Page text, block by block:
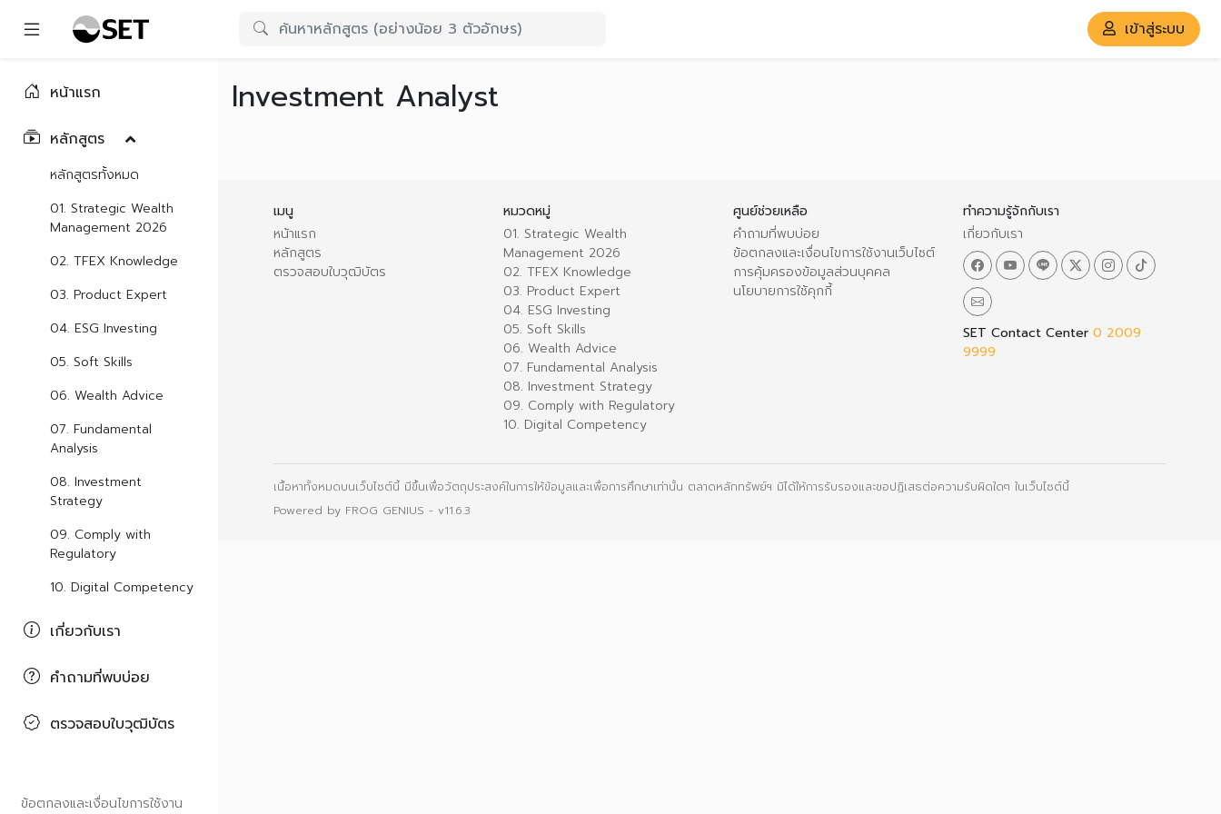
เข้าสู่ระบบ
หน้าแรก
หลักสูตร
หลักสูตรทั้งหมด
01. Strategic Wealth
Management 2026
02. TFEX Knowledge
03. Product Expert
04. ESG Investing
05. Soft Skills
06. Wealth Advice
07. Fundamental
Analysis
08. Investment
Strategy
09. Comply with
Regulatory
10. Digital Competency
เกี่ยวกับเรา
คำถามที่พบบ่อย
ตรวจสอบใบวุฒิบัตร
ข้อตกลงและเงื่อนไขการใช้งาน
Investment Analyst
เมนู
หน้าแรก
หลักสูตร
ตรวจสอบใบวุฒิบัตร
หมวดหมู่
01. Strategic Wealth
Management 2026
02. TFEX Knowledge
03. Product Expert
04. ESG Investing
05. Soft Skills
06. Wealth Advice
07. Fundamental Analysis
08. Investment Strategy
09. Comply with Regulatory
10. Digital Competency
ศูนย์ช่วยเหลือ
คำถามที่พบบ่อย
ข้อตกลงและเงื่อนไขการใช้งานเว็บไซต์
การคุ้มครองข้อมูลส่วนบุคคล
นโยบายการใช้คุกกี้
ทำความรู้จักกับเรา
เกี่ยวกับเรา
SET Contact Center 0 2009
9999
เนื้อหาทั้งหมดบนเว็บไซต์นี้ มีขึ้นเพื่อวัตถุประสงค์ในการให้ข้อมูลและเพื่อการศึกษาเท่านั้น ตลาดหลักทรัพย์ฯ มิได้ให้การรับรองและขอปฏิเสธต่อความรับผิดใดๆ ในเว็บไซต์นี้
Powered by FROG GENIUS - v11.6.3